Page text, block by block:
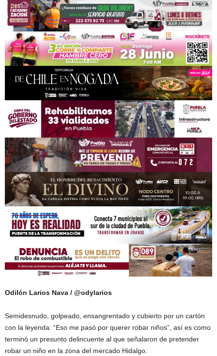
Odilón Larios Nava / @odylarios
Semidesnudo, golpeado, ensangrentado y cubierto por un cartón
con la leyenda: “Eso me pasó por querer robar niños”, así es como
terminó un presunto delincuente al que señalaron de pretender
robar un niño en la zona del mercado Hidalgo.